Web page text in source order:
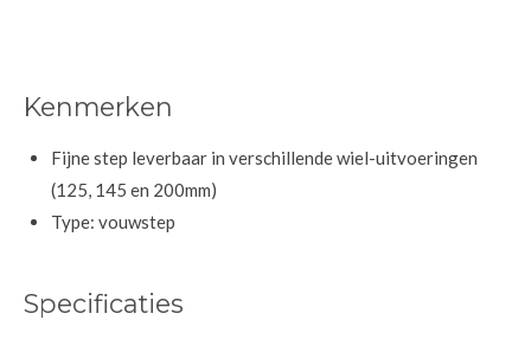
Kenmerken
Fijne step leverbaar in verschillende wiel-uitvoeringen
(125, 145 en 200mm)
Type: vouwstep
Specificaties